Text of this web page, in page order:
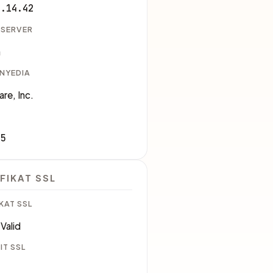
Inc.
SSL
SSL
SSL